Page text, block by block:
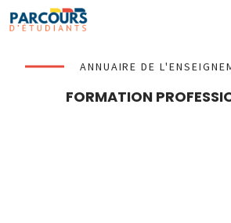
ANNUAIRE DE
FORMATION